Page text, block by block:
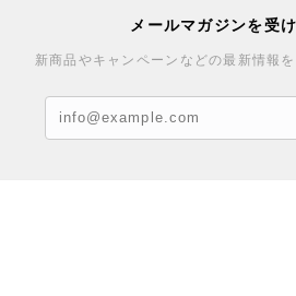
メールマガジンを受
新商品やキャンペーンなどの最新情報